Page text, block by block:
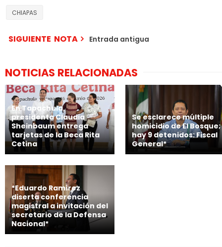
CHIAPAS
SIGUIENTE NOTA Entrada antigua
NOTICIAS RELACIONADAS
En Tapachula,
presidenta Claudia
Sheinbaum entrega
tarjetas de la Beca Rita
Cetina
Se esclarece múltiple
homicidio de El Bosque;
hay 9 detenidos: Fiscal
General*
*Eduardo Ramírez
diserta conferencia
magistral a invitación del
secretario de la Defensa
Nacional*